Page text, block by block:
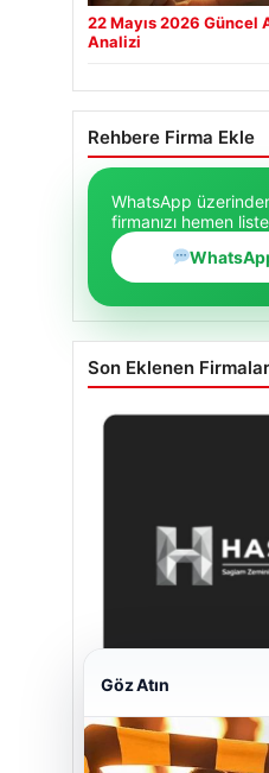
22 Mayıs 2026 Güncel
Analizi
Rehbere Firma Ekle
WhatsApp
firmanızı hemen
Son Eklenen Firmalar
Hastaş Beton
Göz Atın